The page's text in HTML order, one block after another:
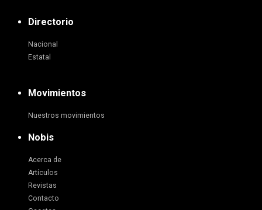
Directorio
Nacional
Estatal
Movimientos
Nuestros movimientos
Nobis
Acerca de
Artículos
Revistas
Contacto